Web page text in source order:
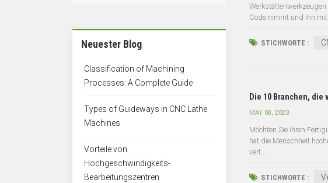
Code nimmt und ihn mit
STICHWORTE :
Die 10 Branchen,
MAY 08, 2023
Möchten Sie Ihren
hat die Menschheit
vert...
STICHWORTE :
Neuester Blog
Classification of Machining
Processes: A Complete Guide
Types of Guideways in CNC Lathe
Machines
Vorteile von
Hochgeschwindigkeits-
Bearbeitungszentren